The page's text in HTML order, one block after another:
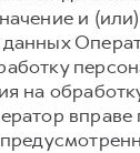
и
на